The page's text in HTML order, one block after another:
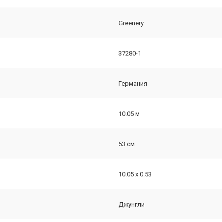
Greenery
37280-1
Германия
10.05 м
53 см
10.05 х 0.53
Джунгли